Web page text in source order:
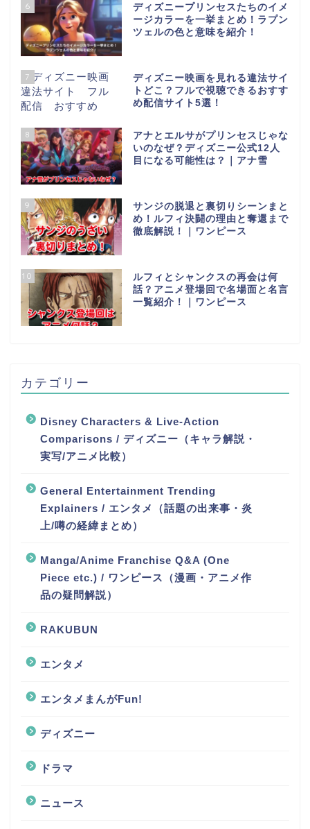
6
ディズニープリンセスたちのイメ
ージカラーを一挙まとめ！ラプン
ツェルの色と意味を紹介！
7
ディズニー映画を見れる違法サイ
トどこ？フルで視聴できるおすす
め配信サイト5選！
8
アナとエルサがプリンセスじゃな
いのなぜ？ディズニー公式12人
目になる可能性は？｜アナ雪
9
サンジの脱退と裏切りシーンまと
め！ルフィ決闘の理由と奪還まで
徹底解説！｜ワンピース
10
ルフィとシャンクスの再会は何
話？アニメ登場回で名場面と名言
一覧紹介！｜ワンピース
カテゴリー
Disney Characters & Live-Action
Comparisons / ディズニー（キャラ解説・
実写/アニメ比較）
General Entertainment Trending
Explainers / エンタメ（話題の出来事・炎
上/噂の経緯まとめ）
Manga/Anime Franchise Q&A (One
Piece etc.) / ワンピース（漫画・アニメ作
品の疑問解説）
RAKUBUN
エンタメ
エンタメまんがFun!
ディズニー
ドラマ
ニュース